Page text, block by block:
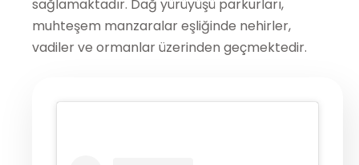
sağlamaktadır. Dağ yürüyüşü parkurları,
muhteşem manzaralar eşliğinde nehirler,
vadiler ve ormanlar üzerinden geçmektedir.